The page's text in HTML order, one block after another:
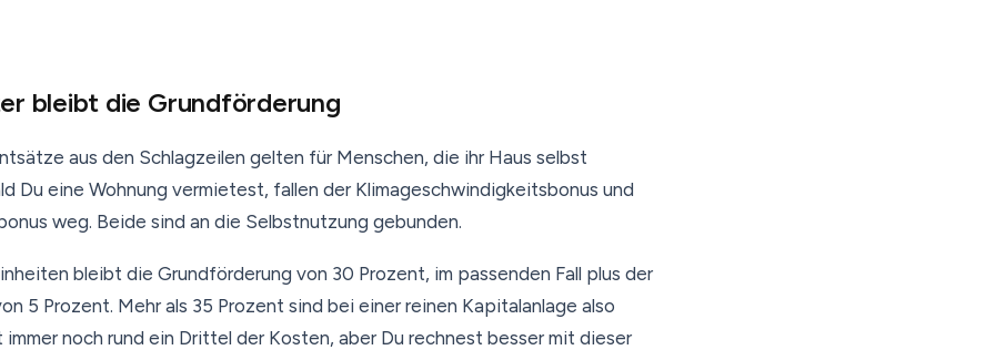
bleibt die Grundförderung
aus den Schlagzeilen gelten für Menschen, die ihr Haus selbst
Du eine Wohnung vermietest, fallen der Klimageschwindigkeitsbonus und
weg. Beide sind an die Selbstnutzung gebunden.
bleibt die Grundförderung von 30 Prozent, im passenden Fall plus der
5 Prozent. Mehr als 35 Prozent sind bei einer reinen Kapitalanlage also
immer noch rund ein Drittel der Kosten, aber Du rechnest besser mit dieser